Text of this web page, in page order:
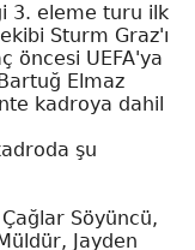
3. eleme turu ilk
Sturm Graz'ı
öncesi UEFA'ya
Elmaz
kadroya dahil
şu
Söyüncü,
Jayden